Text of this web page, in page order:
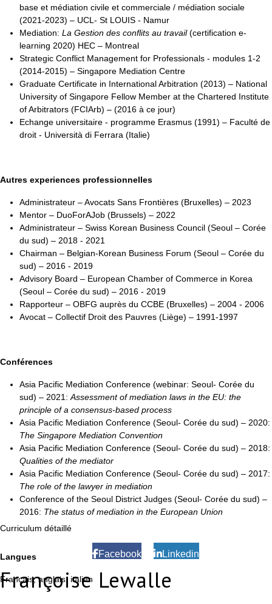
base et médiation civile et commerciale / médiation sociale
(2021-2023) – UCL- St LOUIS - Namur
Mediation: La Gestion des conflits au travail(certification e-
learning 2020) HEC – Montreal
Strategic Conflict Management for Professionals - modules 1-2
(2014-2015) – Singapore Mediation Centre
Graduate Certificate in International Arbitration (2013) – National
University of Singapore Fellow Member at the Chartered Institute
of Arbitrators (FCIArb) – (2016 à ce jour)
Echange universitaire - programme Erasmus (1991) – Faculté de
droit - Università di Ferrara (Italie)
Autres experiences professionnelles
Administrateur – Avocats Sans Frontières (Bruxelles) – 2023
Mentor – DuoForAJob (Brussels) – 2022
Administrateur – Swiss Korean Business Council (Seoul – Corée
du sud) – 2018 - 2021
Chairman – Belgian-Korean Business Forum (Seoul – Corée du
sud) – 2016 - 2019
Advisory Board – European Chamber of Commerce in Korea
(Seoul – Corée du sud) – 2016 - 2019
Rapporteur – OBFG auprès du CCBE (Bruxelles) – 2004 - 2006
Avocat – Collectif Droit des Pauvres (Liège) – 1991-1997
Conférences
Asia Pacific Mediation Conference (webinar: Seoul- Corée du
sud) – 2021: Assessment of mediation laws in the EU: the
principle of a consensus-based process
Asia Pacific Mediation Conference (Seoul- Corée du sud) – 2020:
The Singapore Mediation Convention
Asia Pacific Mediation Conference (Seoul- Corée du sud) – 2018:
Qualities of the mediator
Asia Pacific Mediation Conference (Seoul- Corée du sud) – 2017:
The role of the lawyer in mediation
Conference of the Seoul District Judges (Seoul- Corée du sud) –
2016: The status of mediation in the European Union
Langues
Français, anglais, italien
Curriculum détaillé
Facebook Linkedin
Françoise Lewalle